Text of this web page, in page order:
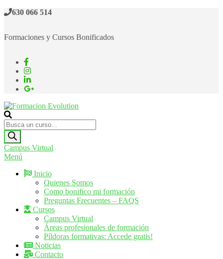
Saltar630 066 514
Formaciones y Cursos Bonificados
Formacion Evolution
Cursos de formación continua
Búsqueda
de
productos
Campus Virtual
Menú
Inicio
Quienes Somos
Como bonifico mi formación
Preguntas Frecuentes – FAQS
Cursos
Campus Virtual
Áreas profesionales de formación
Píldoras formativas: Accede gratis!
Noticias
Contacto